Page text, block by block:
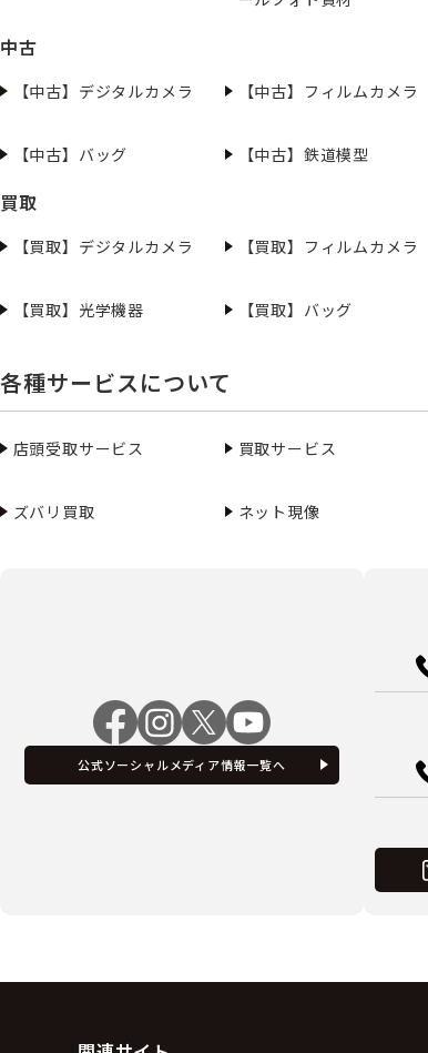
中古
【中古】デジタルカメラ 【中古】フィルムカメラ
【中古】バッグ
【中古】鉄道模型
買取
【買取】デジタルカメラ 【買取】フィルムカメラ
【買取】光学機器 【買取】バッグ
各種サービスについて
店頭受取サービス 買取サービス
ズバリ買取 ネット現像
公式ソーシャルメディア情報一覧へ